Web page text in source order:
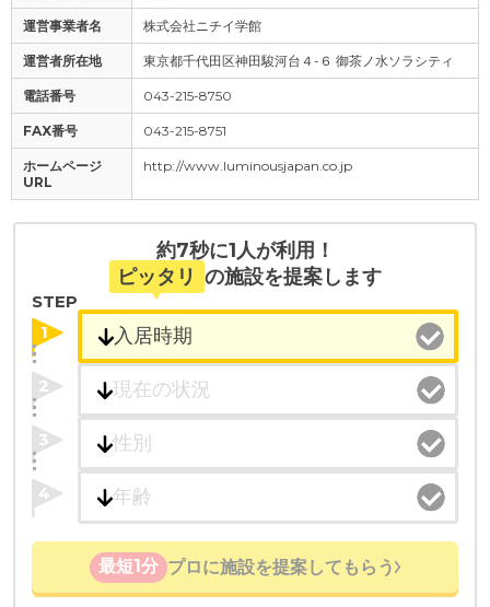
運営事業者名 株式会社ニチイ学館
運営者所在地 東京都千代田区神田駿河台４-６ 御茶ノ水ソラシティ
電話番号 043-215-8750
FAX番号 043-215-8751
ホームページ
URL
http://www.luminousjapan.co.jp
約7秒に1人が利用！
ピッタリ の施設を提案します
STEP
1
2
3
4
最短1分 プロに施設を提案してもらう